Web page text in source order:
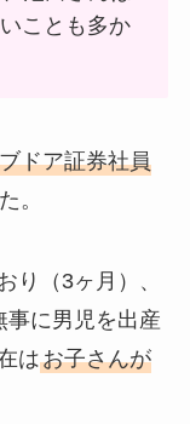
ことも多か
ドア証券社員
。
り（3ヶ月）、
事に男児を出産
はお子さんが